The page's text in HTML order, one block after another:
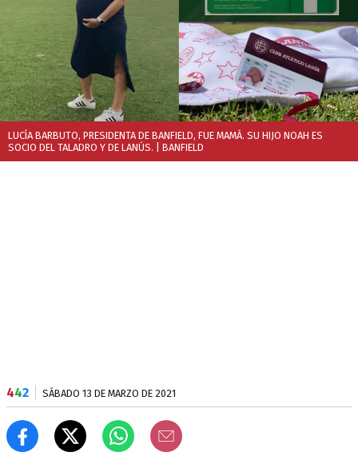
LUCÍA BARBUTO, PRESIDENTA DE BANFIELD, FUE MAMÁ. SU HIJO NOAH ES
SOCIO DEL TALADRO Y DE LANÚS.
| BANFIELD
442 SÁBADO 13 DE MARZO DE 2021